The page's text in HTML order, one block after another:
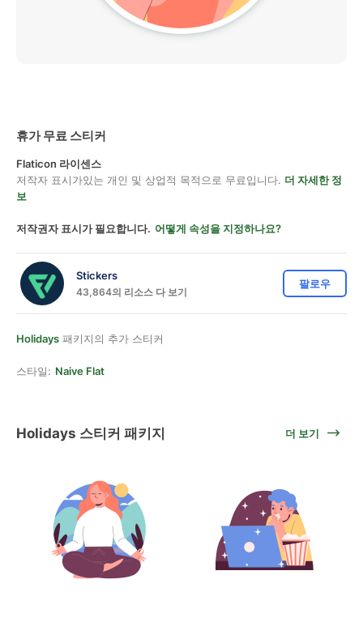
휴가 무료 스티커
Flaticon 라이센스
저작자 표시가있는 개인 및 상업적 목적으로 무료입니다. 더 자세한 정
보
저작권자 표시가 필요합니다. 어떻게 속성을 지정하나요?
Stickers
43,864의 리소스 다 보기
팔로우
Holidays 패키지의 추가 스티커
스타일: Naive Flat
Holidays 스티커 패키지 더 보기